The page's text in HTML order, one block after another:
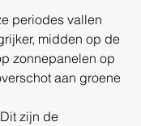
periodes vallen
midden op de
zonnepanelen op
aan groene
Dit zijn de